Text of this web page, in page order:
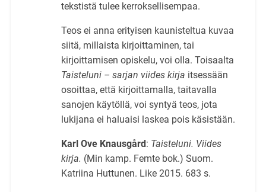
tekstistä tulee kerroksellisempaa.
Teos ei anna erityisen kaunisteltua kuvaa
siitä, millaista kirjoittaminen, tai
kirjoittamisen opiskelu, voi olla. Toisaalta
Taisteluni – sarjan viides kirja itsessään
osoittaa, että kirjoittamalla, taitavalla
sanojen käytöllä, voi syntyä teos, jota
lukijana ei haluaisi laskea pois käsistään.
Karl Ove Knausgård : Taisteluni. Viides
kirja. (Min kamp. Femte bok.) Suom.
Katriina Huttunen. Like 2015. 683 s.